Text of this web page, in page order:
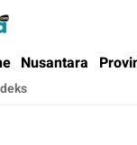
Nusantara